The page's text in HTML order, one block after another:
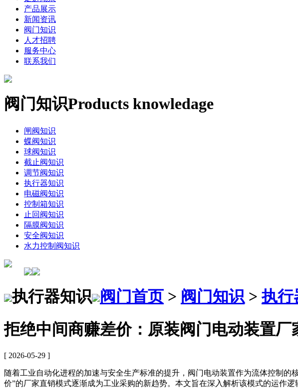
产品展示
新闻资讯
阀门知识
人才招聘
服务中心
联系我们
阀门知识Products knowledage
闸阀知识
蝶阀知识
球阀知识
截止阀知识
调节阀知识
执行器知识
电磁阀知识
控制箱知识
止回阀知识
隔膜阀知识
安全阀知识
水力控制阀知识
执行器知识 阀门首页 > 阀门知识 >执行
拒绝中间商赚差价：原装阀门电动装置厂
[ 2026-05-29 ]
随着工业自动化进程的加速与安全生产标准的提升，阀门电动装置作为流体控制的
价”的厂家直销模式逐渐成为工业采购的新趋势。本文旨在深入解析该模式的运作